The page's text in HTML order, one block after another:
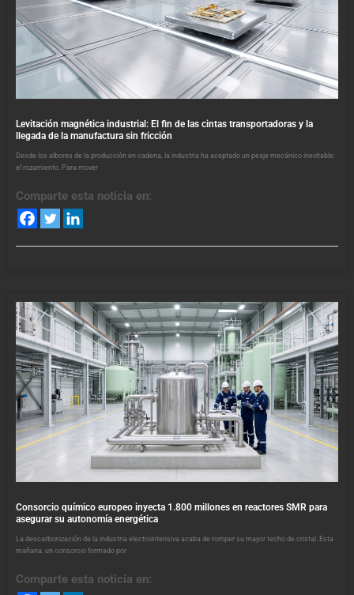
Levitación magnética industrial: El fin de las cintas transportadoras y la
llegada de la manufactura sin fricción
Desde los albores de la producción en cadena, la industria ha aceptado un peaje mecánico inevitable:
el rozamiento. Para mover
Comparte esta noticia en:
Consorcio químico europeo inyecta 1.800 millones en reactores SMR para
asegurar su autonomía energética
La descarbonización de la industria electrointensiva acaba de romper su mayor techo de cristal. Esta
mañana, un consorcio formado por
Comparte esta noticia en: